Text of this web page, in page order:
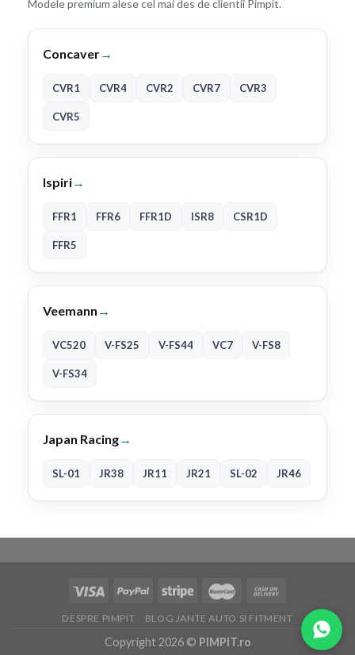
Modele premium alese cel mai des de clientii Pimpit.
Concaver→
CVR1 CVR4 CVR2 CVR7 CVR3
CVR5
Ispiri→
FFR1 FFR6 FFR1D ISR8 CSR1D
FFR5
Veemann →
VC520 V-FS25 V-FS44 VC7 V-FS8
V-FS34
Japan Racing→
SL-01 JR38 JR11 JR21 SL-02 JR46
DESPRE PIMPIT BLOG JANTE AUTO SI FITMENT
Copyright 2026 © PIMPIT.ro